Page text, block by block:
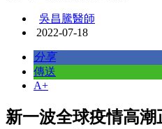
吳昌騰醫師
2022-07-18
分享
傳送
A+
新一波全球疫情高